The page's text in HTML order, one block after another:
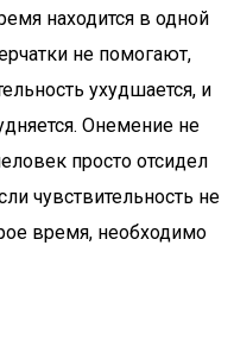
находится в одной
не помогают,
ухудшается, и
Онемение не
просто отсидел
чувствительность не
время, необходимо